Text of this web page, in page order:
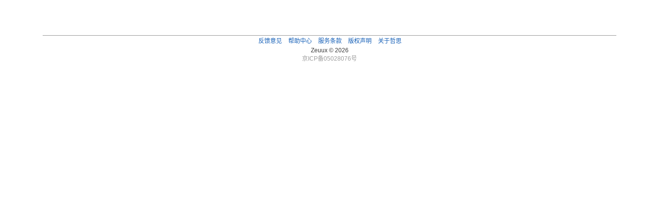
反馈意见 帮助中心 服务条款 版权声明
关于哲思
Zeuux © 2026
京ICP备05028076号